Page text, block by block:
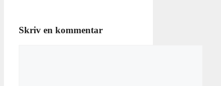
Skriv en kommentar